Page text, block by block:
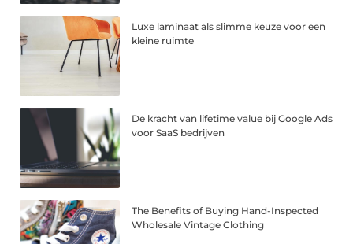
Luxe laminaat als slimme keuze voor een
kleine ruimte
De kracht van lifetime value bij Google Ads
voor SaaS bedrijven
The Benefits of Buying Hand-Inspected
Wholesale Vintage Clothing